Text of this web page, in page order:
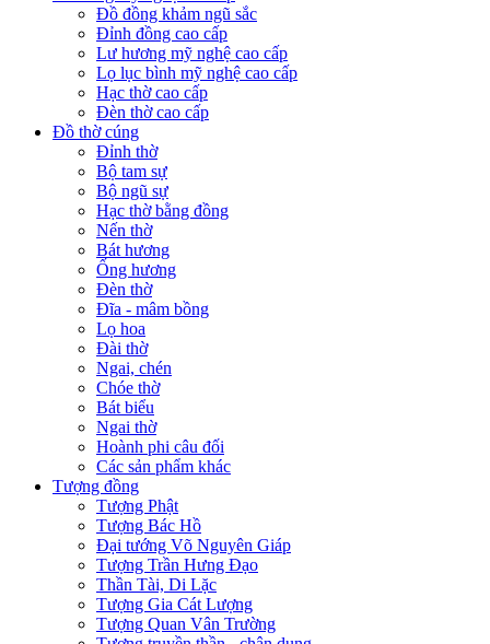
Đồ đồng khảm ngũ sắc
Đỉnh đồng cao cấp
Lư hương mỹ nghệ cao cấp
Lọ lục bình mỹ nghệ cao cấp
Hạc thờ cao cấp
Đèn thờ cao cấp
Đồ thờ cúng
Đỉnh thờ
Bộ tam sự
Bộ ngũ sự
Hạc thờ bằng đồng
Nến thờ
Bát hương
Ống hương
Đèn thờ
Đĩa - mâm bồng
Lọ hoa
Đài thờ
Ngai, chén
Chóe thờ
Bát biểu
Ngai thờ
Hoành phi câu đối
Các sản phẩm khác
Tượng đồng
Tượng Phật
Tượng Bác Hồ
Đại tướng Võ Nguyên Giáp
Tượng Trần Hưng Đạo
Thần Tài, Di Lặc
Tượng Gia Cát Lượng
Tượng Quan Vân Trường